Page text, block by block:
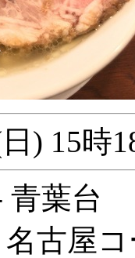
) 15時
青葉台
古屋